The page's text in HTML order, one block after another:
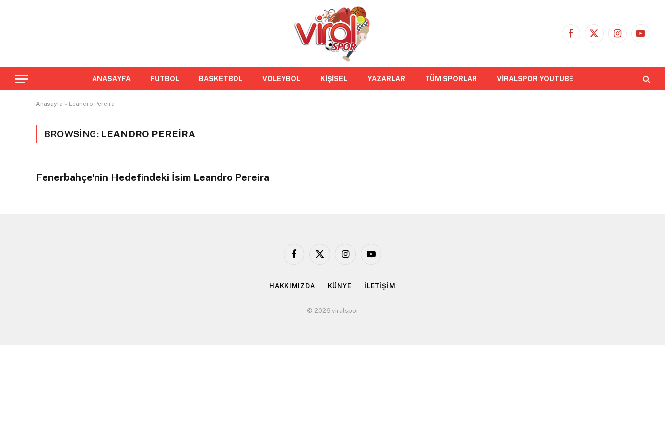
Facebook
X
Instagram
ANASAYFA FUTBOL BASKETBOL VOLEYBOL KİŞİSEL YAZARLAR TÜM SPORLAR VİRALSPOR YOUTUBE
Anasayfa » Leandro Pereira
BROWSING: LEANDRO PEREIRA
Fenerbahçe'nin Hedefindeki İsim Leandro Pereira
Facebook
X
InstagramYouTube
HAKKIMIZDA KÜNYE İLETİŞİM
© 2026 viralspor